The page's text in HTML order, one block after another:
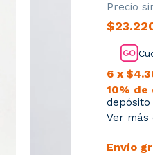
Precio
6 x
10%
depósito
Ver más
Envío